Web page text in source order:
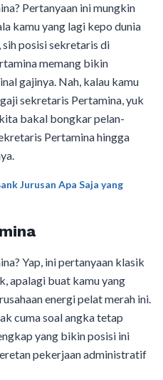
Pertanyaan ini mungkin
kamu yang lagi kepo dunia
posisi sekretaris di
memang bikin
gajinya. Nah, kalau kamu
sekretaris Pertamina, yuk
bakal bongkar pelan-
Pertamina hingga
Jurusan Apa Saja yang
Yap, ini pertanyaan klasik
apalagi buat kamu yang
energi pelat merah ini.
cuma soal angka tetap
yang bikin posisi ini
pekerjaan administratif